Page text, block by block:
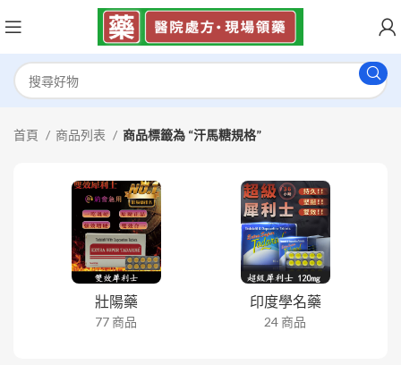
首頁 商品列表 商品標籤為 “汗馬糖規格”
壯陽藥
77 商品
印度學名藥
24 商品